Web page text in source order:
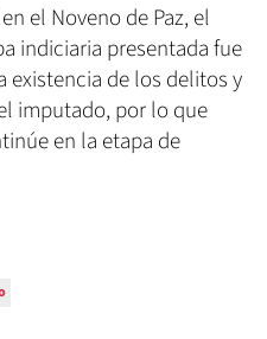
el Noveno de Paz, el
indiciaria presentada fue
existencia de los delitos y
imputado, por lo que
en la etapa de